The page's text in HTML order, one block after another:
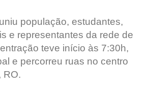
população, estudantes,
e representantes da rede de
teve início às 7:30h,
e percorreu ruas no centro
RO.